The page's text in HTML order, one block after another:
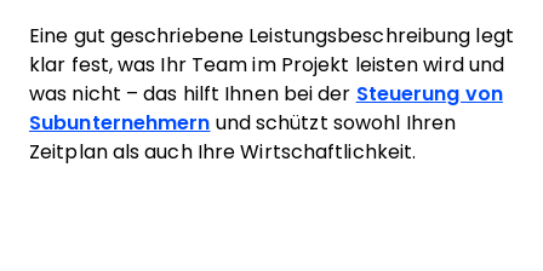
Eine gut geschriebene Leistungsbeschreibung legt
klar fest, was Ihr Team im Projekt leisten wird und
was nicht – das hilft Ihnen bei der Steuerung von
Subunternehmern und schützt sowohl Ihren
Zeitplan als auch Ihre Wirtschaftlichkeit.